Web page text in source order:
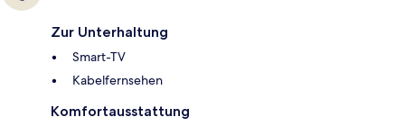
Zur Unterhaltung
Smart-TV
Kabelfernsehen
Komfortausstattung